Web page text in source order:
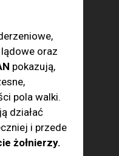
oraz
pokazują,
pola walki.
działać
i przede
żołnierzy.